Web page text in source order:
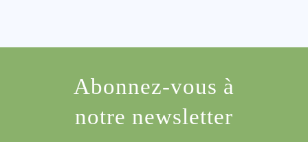
Abonnez-vous à
notre newsletter